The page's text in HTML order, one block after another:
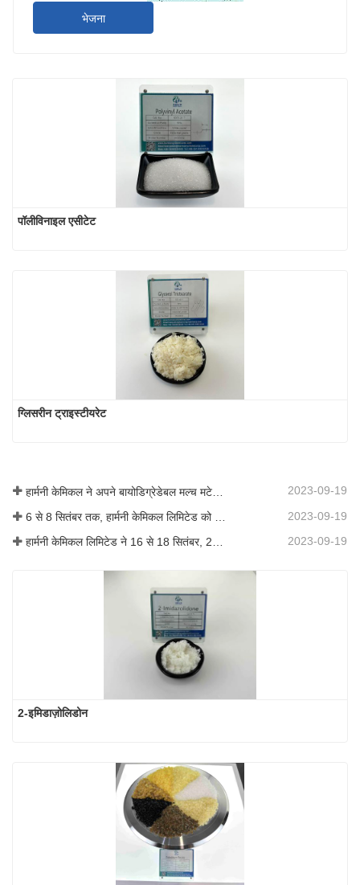
भेजना
पॉलीविनाइल एसीटेट
ग्लिसरीन ट्राइस्टीयरेट
2023-09-19
2023-09-19
हार्मनी केमिकल लिमिटेड ने 16 से 18 सितंबर, 2019 तक शंघाई, चीन में आयोजित आईसीआईएफ चीन 2019 में भाग लिया। 2023-09-19
2-इमिडाज़ोलिडोन